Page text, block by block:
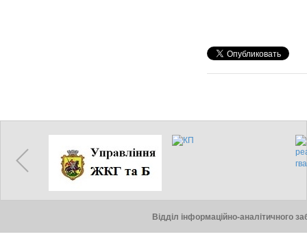
Відділ інформаційно-аналітичного